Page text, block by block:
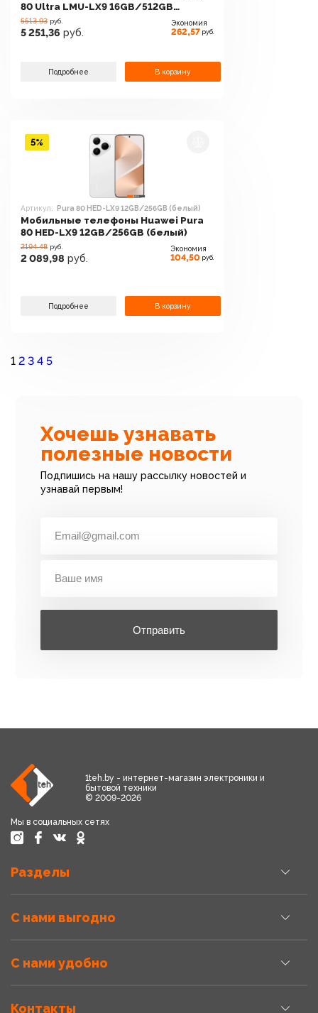
80 Ultra LMU-LX9 16GB/512GB
(черный)
5513.93 руб.
5 251,36 руб.
Экономия
262,57 руб.
Подробнее В корзину
Артикул: Pura 80 HED-LX9 12GB/256GB (белый)
Мобильные телефоны Huawei Pura
80 HED-LX9 12GB/256GB (белый)
2194.48 руб.
2 089,98 руб.
Экономия
104,50 руб.
Подробнее В корзину
5%
1 2 3 4 5
Хочешь узнавать
полезные новости
Подпишись на нашу рассылку новостей и
узнавай первым!
Отправить
1teh.by - интернет-магазин электроники и
бытовой техники
© 2009-2026
Мы в социальных сетях
Разделы
С нами выгодно
С нами удобно
Контакты